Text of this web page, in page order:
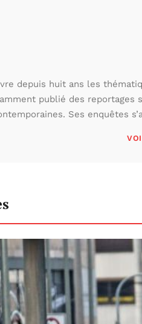
depuis huit ans les
publié des
Ses enquêtes